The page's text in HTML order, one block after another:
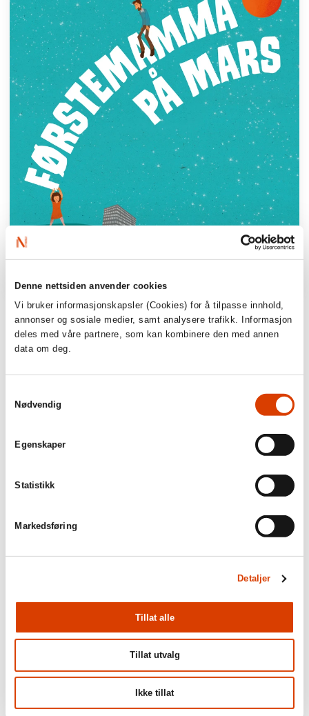
Denne nettsiden anvender cookies
Vi bruker informasjonskapsler (Cookies) for å tilpasse innhold,
annonser og sosiale medier, samt analysere trafikk. Informasjon
deles med våre partnere, som kan kombinere den med annen
data om deg.
Nødvendig
Egenskaper
Statistikk
Markedsføring
Detaljer
Tillat alle
Tillat utvalg
Ikke tillat
​“这本书的书名看似充满了挑战性，​却讲述
了一个非常悲伤的故事。​妈妈生病了，​住在
医院里。​她的女儿无法接受这件事，​她不能
相信……这本书告诉了我们该如何面对悲伤
的现实。​当小女孩见到妈妈的时候，​想象和
游戏帮助了她。​这场旅行的终点在火星，​那
里没有任何生命。​但是妈妈就在那里。​”​
挪威晚邮报 Aftenposten